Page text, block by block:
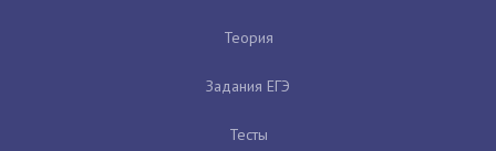
Теория
Задания ЕГЭ
Тесты